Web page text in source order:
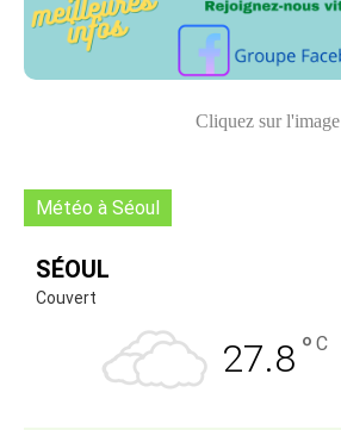
Cliquez sur l'image
Météo à Séoul
SÉOUL
Couvert
27.8 ° C